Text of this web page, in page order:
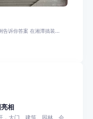
告诉你答案 在湘潭搞装...
相
，大门、建筑、园林、会